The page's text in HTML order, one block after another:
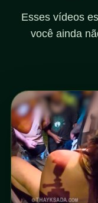
Esses vídeos
você ainda